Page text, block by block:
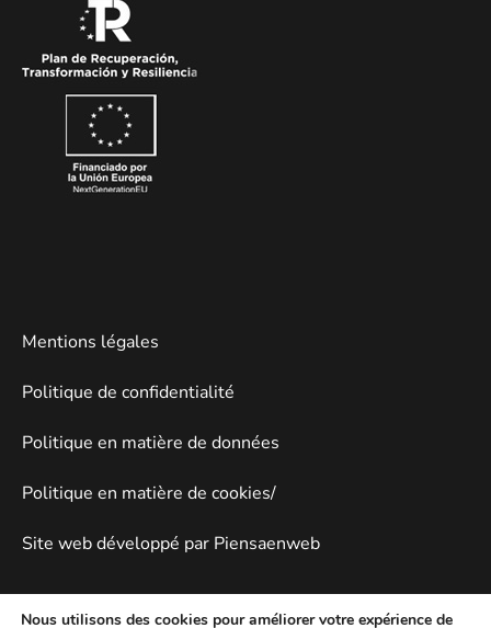
Mentions légales
Politique de confidentialité
Politique en matière de données
Politique en matière de cookies/
Site web développé par Piensaenweb
Nous utilisons des cookies pour améliorer votre expérience de